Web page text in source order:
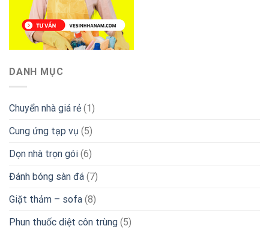
DANH MỤC
Chuyển nhà giá rẻ (1)
Cung ứng tạp vụ (5)
Dọn nhà trọn gói (6)
Đánh bóng sàn đá (7)
Giặt thảm – sofa (8)
Phun thuốc diệt côn trùng (5)